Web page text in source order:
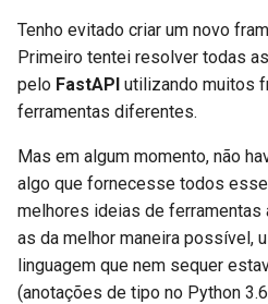
HTTPConnection class
Custom Response Classes -
File, HTML, Redirect,
Streaming, etc.
Server-Sent Events -
EventSourceResponse and
ServerSentEvent
NestJS (e Angular)
Falcon
Molten
Hug
Tenho evitado criar um novo
Primeiro tentei resolver todas
pelo FastAPI utilizando muitos
ferramentas diferentes.
Mas em algum momento, não
algo que fornecesse todos
melhores ideias de ferramentas
as da melhor maneira possível,
linguagem que nem sequer
(anotações de tipo no Python